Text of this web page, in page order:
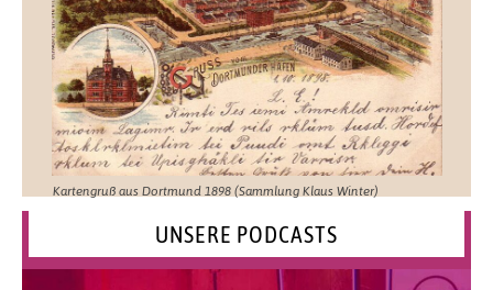
Kartengruß aus Dortmund 1898 (Sammlung Klaus Winter)
UNSERE PODCASTS